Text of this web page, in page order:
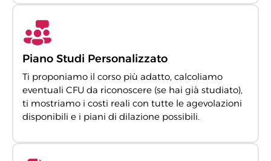
Piano Studi Personalizzato
Ti proponiamo il corso più adatto, calcoliamo
eventuali CFU da riconoscere (se hai già studiato),
ti mostriamo i costi reali con tutte le agevolazioni
disponibili e i piani di dilazione possibili.